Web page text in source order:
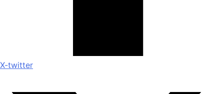
X-twitter